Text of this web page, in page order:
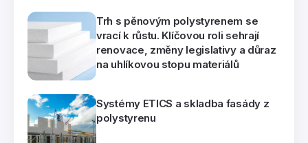
Trh s pěnovým polystyrenem se
vrací k růstu. Klíčovou roli sehrají
renovace, změny legislativy a důraz
na uhlíkovou stopu materiálů
Systémy ETICS a skladba fasády z
polystyrenu